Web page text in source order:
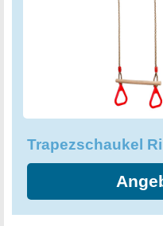
quadratische
Verbindungsschlaufen
Schwingrings besteht
cm einstellbar. Der
und der dreieckige
zu greifen. Gönnen Sie